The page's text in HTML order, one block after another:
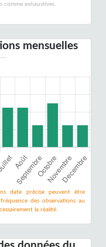
comme exhaustives.
mensuelles
date précise peuvent être
des observations au
la réalité.